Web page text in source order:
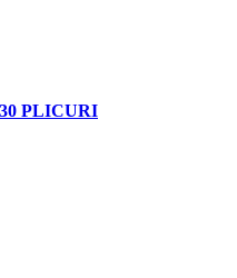
PLICURI